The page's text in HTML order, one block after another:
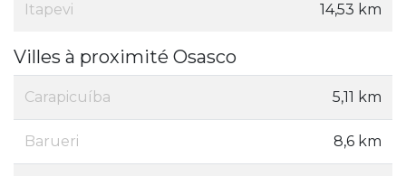
Itapevi 14,53 km
Villes à proximité Osasco
Carapicuíba 5,11 km
Barueri 8,6 km